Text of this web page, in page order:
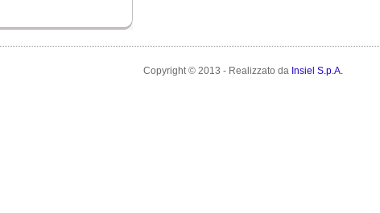
Copyright © 2013 - Realizzato da Insiel S.p.A.